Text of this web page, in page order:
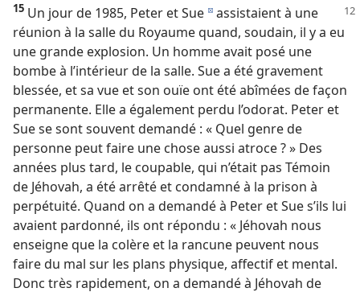
15 Un jour de 1985, Peter et Sue dassistaient à une
réunion à la salle du Royaume quand, soudain, il y a eu
une grande explosion. Un homme avait posé une
bombe à l’intérieur de la salle. Sue a été gravement
blessée, et sa vue et son ouïe ont été abîmées de façon
permanente. Elle a également perdu l’odorat. Peter et
Sue se sont souvent demandé : « Quel genre de
personne peut faire une chose aussi atroce ? » Des
années plus tard, le coupable, qui n’était pas Témoin
de Jéhovah, a été arrêté et condamné à la prison à
perpétuité. Quand on a demandé à Peter et Sue s’ils lui
avaient pardonné, ils ont répondu : « Jéhovah nous
enseigne que la colère et la rancune peuvent nous
faire du mal sur les plans physique, affectif et mental.
Donc très rapidement, on a demandé à Jéhovah de